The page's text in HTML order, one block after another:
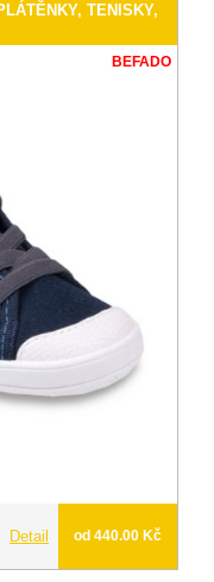
TENISKY,
BEFADO
Detail od 440.00 Kč